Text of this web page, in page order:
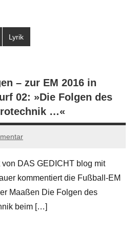
Lyrik
– zur EM 2016 in
02: »Die Folgen des
…«
DAS GEDICHT blog mit
kommentiert die Fußball-EM
Maaßen Die Folgen des
beim […]